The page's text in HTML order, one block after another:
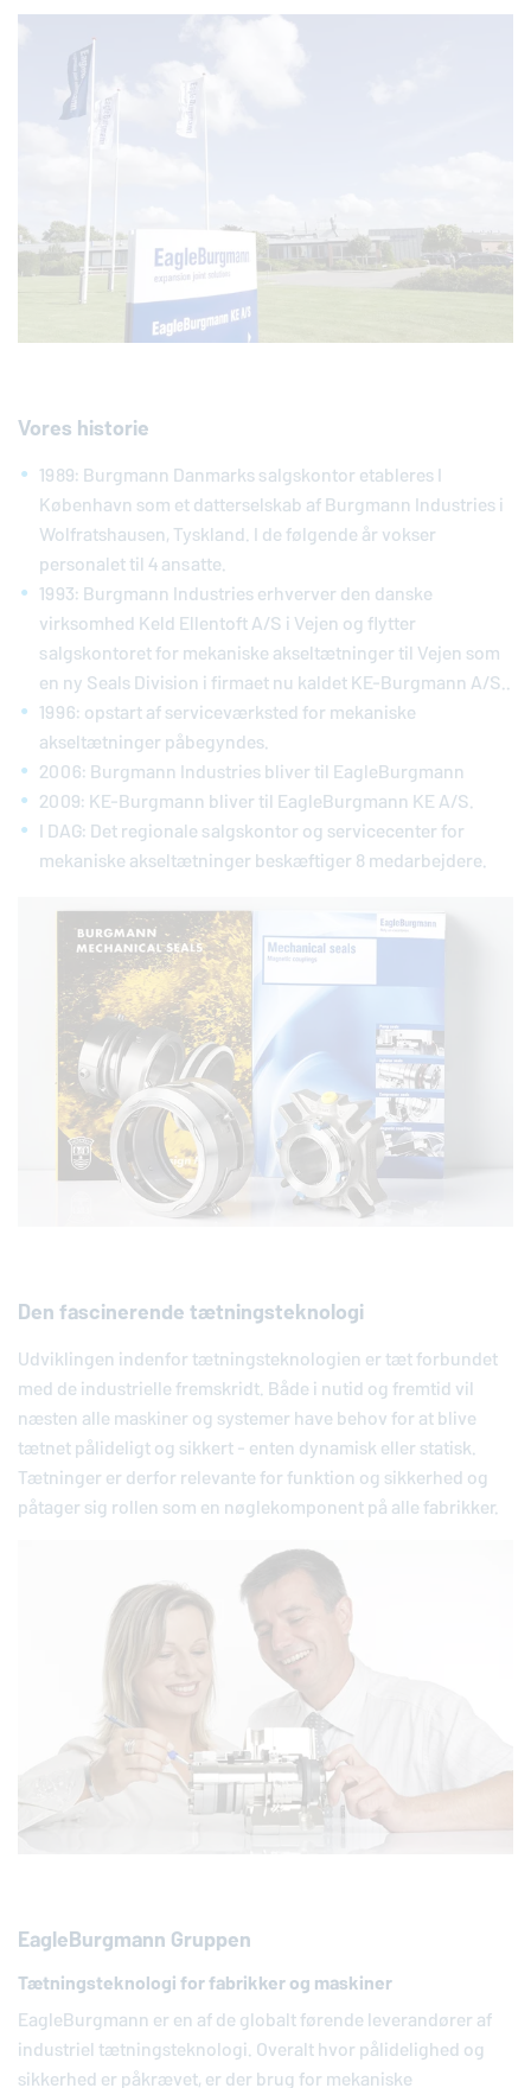
Vores historie
1989: Burgmann Danmarks salgskontor etableres I
København som et datterselskab af Burgmann Industries i
Wolfratshausen, Tyskland. I de følgende år vokser
personalet til 4 ansatte.
1993: Burgmann Industries erhverver den danske
virksomhed Keld Ellentoft A/S i Vejen og flytter
salgskontoret for mekaniske akseltætninger til Vejen som
en ny Seals Division i firmaet nu kaldet KE-Burgmann A/S..
1996: opstart af serviceværksted for mekaniske
akseltætninger påbegyndes.
2006: Burgmann Industries bliver til EagleBurgmann
2009: KE-Burgmann bliver til EagleBurgmann KE A/S.
I DAG: Det regionale salgskontor og servicecenter for
mekaniske akseltætninger beskæftiger 8 medarbejdere.
Den fascinerende tætningsteknologi
Ud­vik­lin­gen indenfor tæt­nings­tek­no­lo­gi­en er tæt for­bun­det
med de in­du­stri­el­le frem­skridt. Både i nutid og fremtid vil
næsten alle maskiner og systemer have behov for at blive
tætnet på­li­de­ligt og sikkert - enten dynamisk eller statisk.
Tæt­nin­ger er derfor re­le­van­te for funktion og sik­ker­hed og
påtager sig rollen som en nøg­le­kom­po­nent på alle fa­brik­ker.
EagleBurgmann Gruppen
Tætningsteknologi for fabrikker og maskiner
EagleBurgmann er en af de globalt førende leverandører af
industriel tætningsteknologi. Overalt hvor pålidelighed og
sikkerhed er påkrævet, er der brug for mekaniske